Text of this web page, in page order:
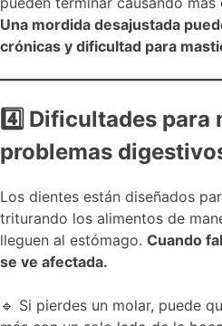
Una mordida desajustada
crónicas y dificultad para
4Dificultades para
problemas
Los dientes están diseñados
triturando los alimentos de
lleguen al estómago. Cuando
se ve afectada.
🔹 Si pierdes un molar, puede